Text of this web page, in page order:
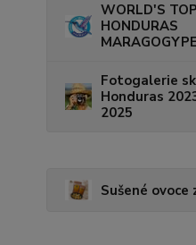
WORLD'S
HONDURAS
MARAGOGYPE
Fotogalerie
Honduras
2025
Sušené ovoce